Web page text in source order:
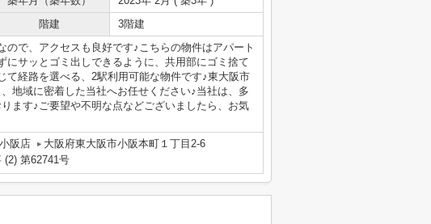
階建 3階建
ので、アクセスも良好です♪こちらの物件はアパート
にサッとゴミ出しできるように、共用部にゴミ捨て
て経路を選べる、2駅利用可能な物件です♪東大阪市
地域に密着した当社へお任せください♪当社は、多
ます♪ご要望や不明な点などございましたら、お気
阪店
大阪府東大阪市小阪本町１丁目2-6
(2) 第62741号